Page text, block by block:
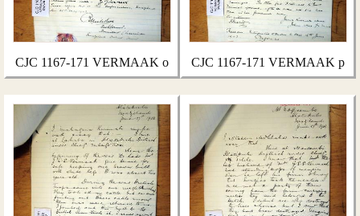
CJC 1167-171 VERMAAK o CJC 1167-171 VERMAAK p